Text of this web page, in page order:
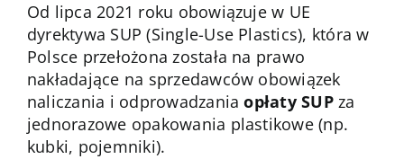
Od lipca 2021 roku obowiązuje w UE
dyrektywa SUP (Single-Use Plastics), która w
Polsce przełożona została na prawo
nakładające na sprzedawców obowiązek
naliczania i odprowadzaniaopłaty SUPza
jednorazowe opakowania plastikowe (np.
kubki, pojemniki).